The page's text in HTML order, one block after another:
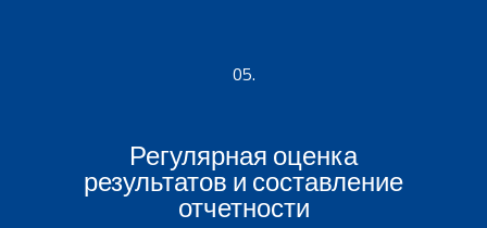
05.
Регулярная оценка
результатов и составление
отчетности